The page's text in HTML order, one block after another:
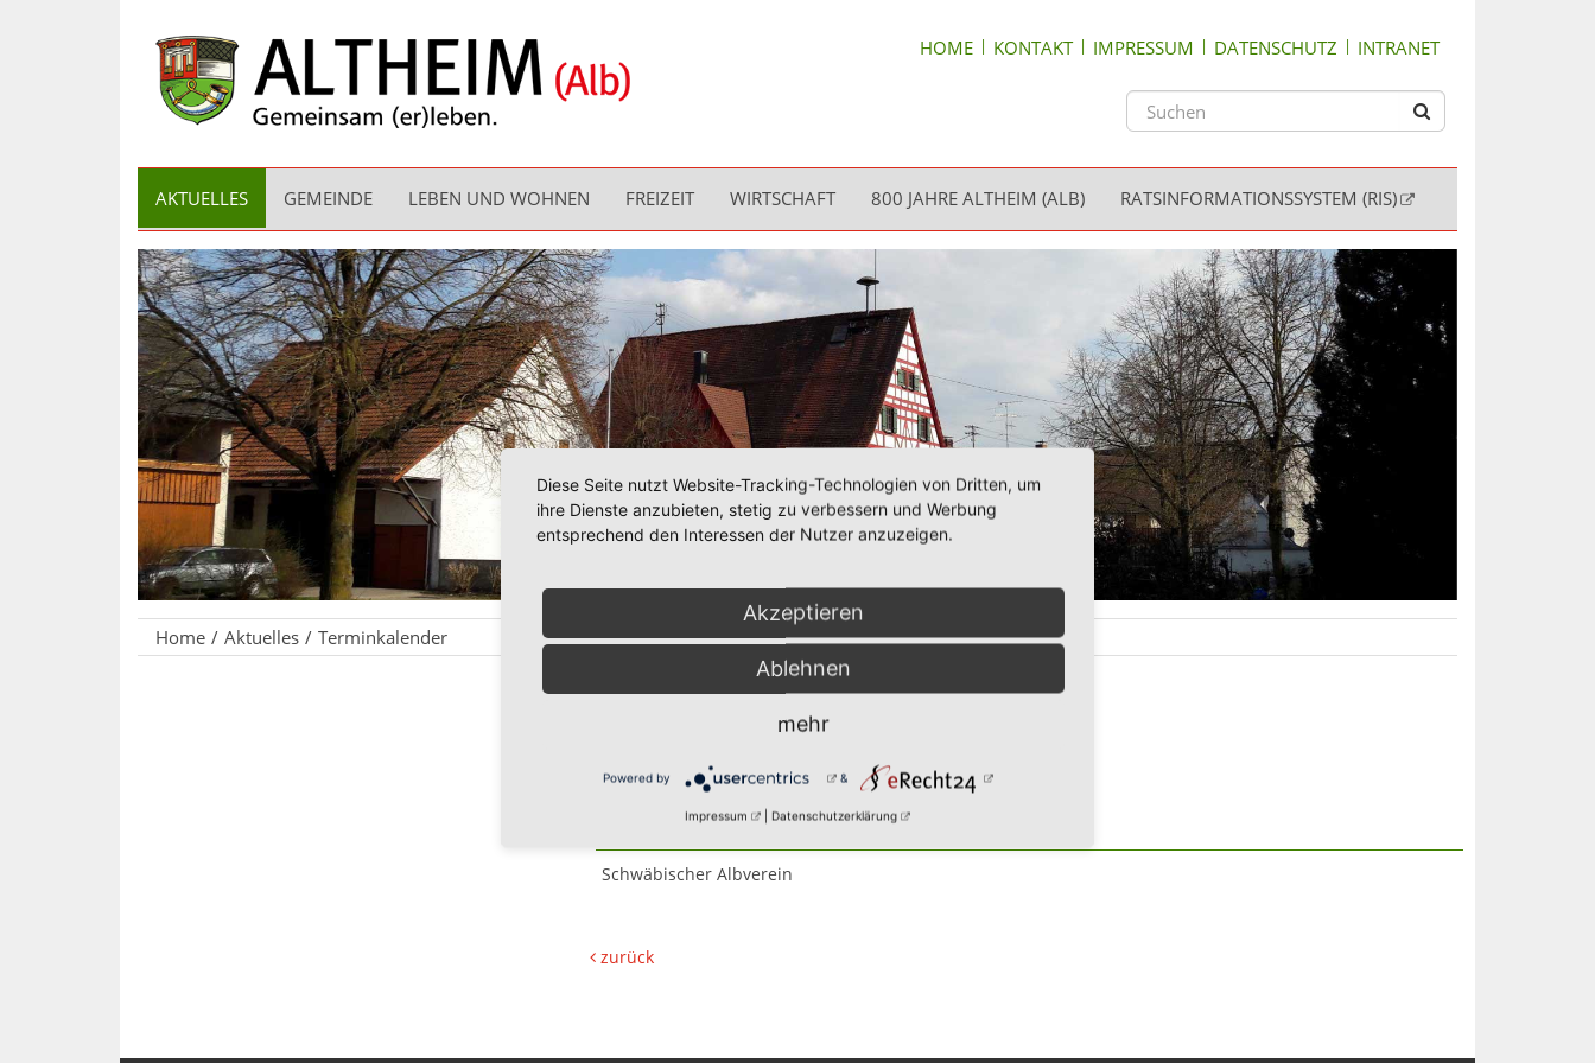
HOME KONTAKT IMPRESSUM DATENSCHUTZ INTRANET
AKTUELLES GEMEINDE LEBEN UND WOHNEN FREIZEIT WIRTSCHAFT 800 JAHRE ALTHEIM (ALB) RATSINFORMATIONSSYSTEM (RIS)
Home Aktuelles Terminkalender
Albverein - Senioren
Schwäbischer Albverein
zurück
Diese Seite nutzt Website-Tracking-Technologien von Dritten, um
ihre Dienste anzubieten, stetig zu verbessern und Werbung
entsprechend den Interessen der Nutzer anzuzeigen.
Akzeptieren
Ablehnen
mehr
Powered by &
Impressum Datenschutzerklärung